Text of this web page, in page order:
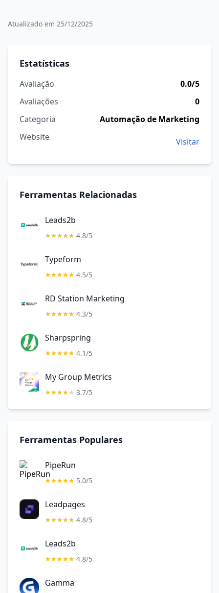
Atualizado em 25/12/2025
Estatísticas
Avaliação
0.0/5
Avaliações
0
Categoria
Automação de Marketing
Website
Visitar
Ferramentas Relacionadas
Leads2b
4.8/5
Typeform
4.5/5
RD Station Marketing
4.3/5
Sharpspring
4.1/5
My Group Metrics
3.7/5
Ferramentas Populares
PipeRun
5.0/5
Leadpages
4.8/5
Leads2b
4.8/5
Gamma